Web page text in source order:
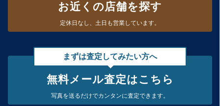
お近くの店舗を探す
定休日なし、 土日も営業しています。
まずは査定してみたい方へ
無料メール査定はこちら
写真を送るだけでカンタンに査定できます。